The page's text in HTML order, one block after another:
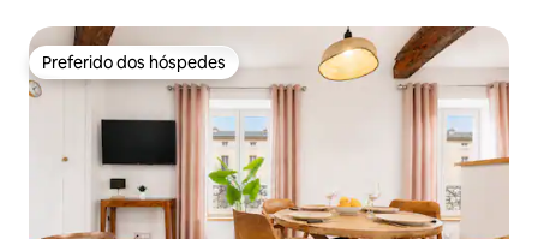
Preferido dos hóspedes
Preferido dos hóspedes